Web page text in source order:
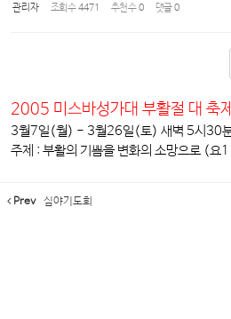
관리자 조회 수4471 추천 수0 댓글0
2005 미스바성가대 부활절 대 축
3월7일(월) - 3월26일(토) 새벽 5시30분
주제 : 부활의 기쁨을 변화의 소망으로 (
Prev 심야기도회